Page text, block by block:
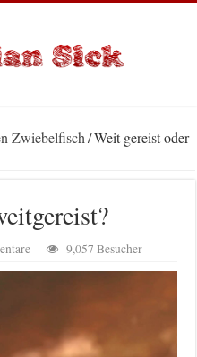
Zwiebelfisch/Weit gereist oder
9,057 Besucher